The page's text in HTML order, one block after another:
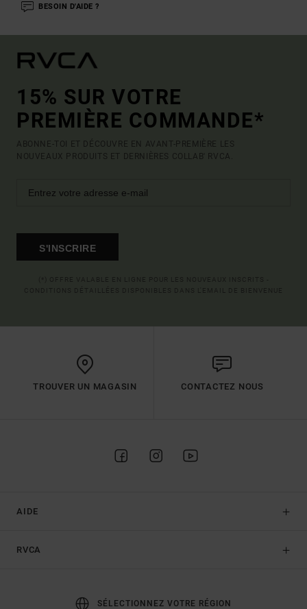
BESOIN D'AIDE ?
15% SUR VOTRE
PREMIÈRE COMMANDE*
ABONNE-TOI ET DÉCOUVRE EN AVANT-PREMIÈRE LES
NOUVEAUX PRODUITS ET DERNIÈRES COLLAB' RVCA.
S'INSCRIRE
TROUVER UN MAGASIN CONTACTEZ NOUS
AIDE
RVCA
SÉLECTIONNEZ VOTRE RÉGION